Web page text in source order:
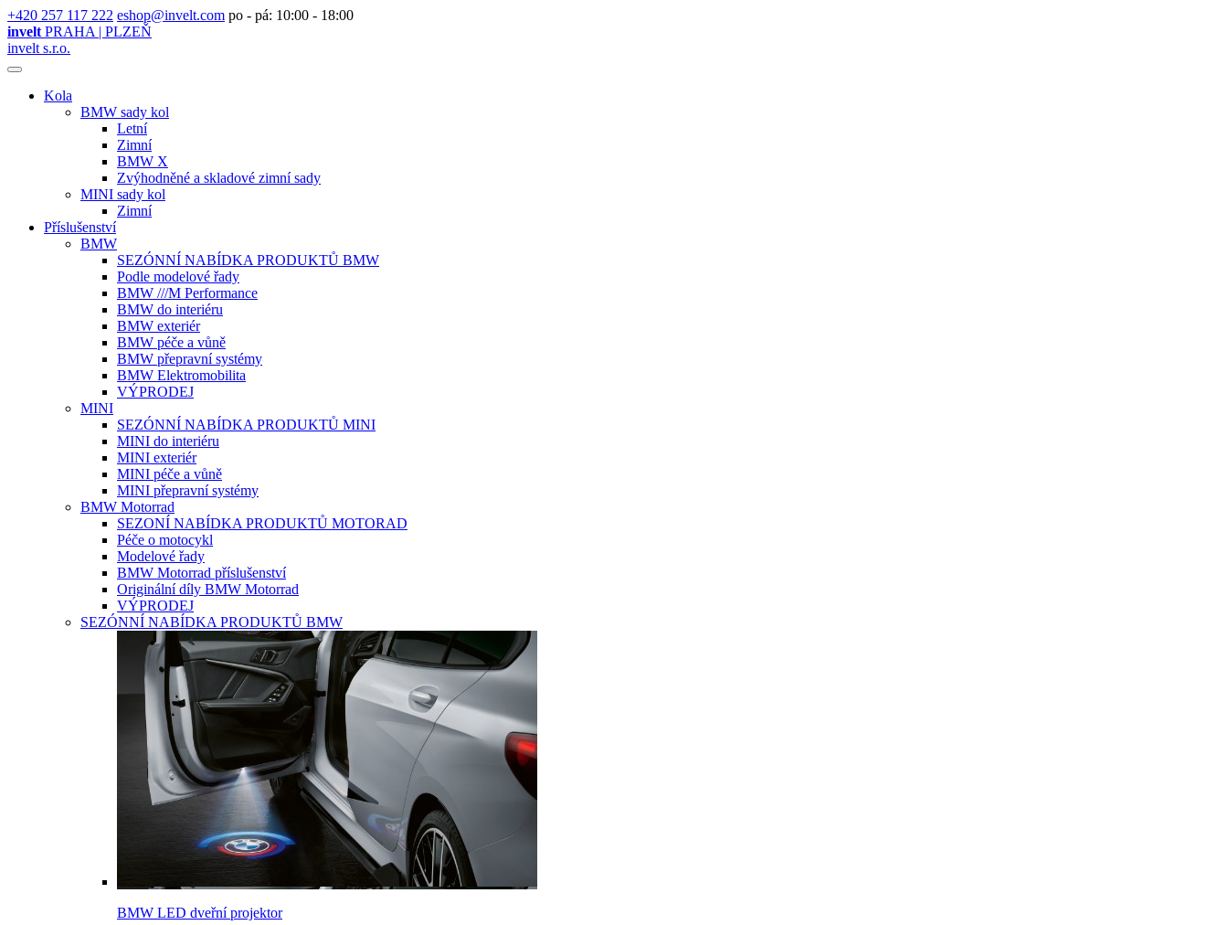
+420 257 117 222 eshop@invelt.com po - pá: 10:00 - 18:00
invelt PRAHA | PLZEŇ
invelt s.r.o.
Kola
BMW sady kol
Letní
Zimní
BMW X
Zvýhodněné a skladové zimní sady
MINI sady kol
Zimní
Příslušenství
BMW
SEZÓNNÍ NABÍDKA PRODUKTŮ BMW
Podle modelové řady
BMW ///M Performance
BMW do interiéru
BMW exteriér
BMW péče a vůně
BMW přepravní systémy
BMW Elektromobilita
VÝPRODEJ
MINI
SEZÓNNÍ NABÍDKA PRODUKTŮ MINI
MINI do interiéru
MINI exteriér
MINI péče a vůně
MINI přepravní systémy
BMW Motorrad
SEZONÍ NABÍDKA PRODUKTŮ MOTORAD
Péče o motocykl
Modelové řady
BMW Motorrad příslušenství
Originální díly BMW Motorrad
VÝPRODEJ
SEZÓNNÍ NABÍDKA PRODUKTŮ BMW
BMW LED dveřní projektor